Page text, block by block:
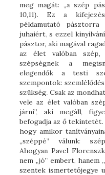
meg magát: „a szép
10,11). Ez a
példamutató
juhaiért, s ezzel
pásztor, aki magával
az élet valóban
szépségnek a
elegendők a testi
szempontok:
szükség. Csak az
vele az élet valóban
járni”, aki megáll,
befogadja az ő tekintetét.
hogy amikor
„széppé” válunk:
Ahogyan Pavel
nem „jó” embert, hanem
szentek ismertetőjegye